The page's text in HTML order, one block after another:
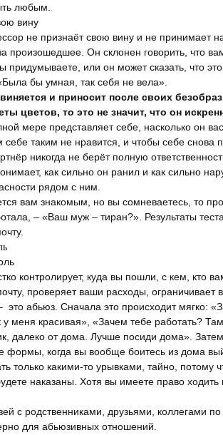
любым.
вину
не признаёт свою вину и не принимает
произошедшее. Он склонен говорить, что
придумываете, или он может сказать, что
бы умная, так себя не вела».
и приносит после своих
цветов, то это не значит, что он
мере представляет себе, насколько он
себе таким не нравится, и чтобы себе снова
никогда не берёт полную
как сильно он ранил и как сильно
рядом с ним.
вам знакомым, но вы сомневаетесь, то
– «Ваш муж – тиран?» . Результаты
контролирует, куда вы пошли, с кем, кто
проверяет ваши расходы, ограничивает
это абьюз. Сначала это происходит мягко:
меня красивая», «Зачем тебе работать?
далеко от дома. Лучше посиди дома».
формы, когда вы вообще боитесь из дома
только какими-то урывками, тайно, потому
наказаны. Хотя вы имеете право ходить
с родственниками, друзьями, коллегами
для абьюзивных отношений.